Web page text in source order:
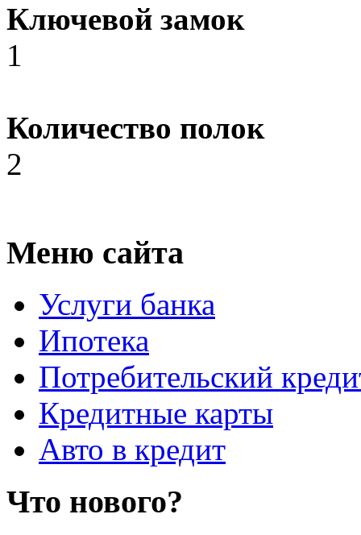
Ключевой замок
1
Количество полок
2
Меню сайта
Услуги банка
Ипотека
Потребительский
Кредитные карты
Авто в кредит
Что нового?